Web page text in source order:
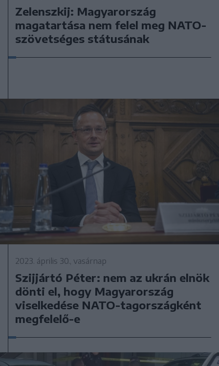
Zelenszkij: Magyarország
magatartása nem felel meg NATO-
szövetséges státusának
2023. április 30., vasárnap
Szijjártó Péter: nem az ukrán elnök
dönti el, hogy Magyarország
viselkedése NATO-tagországként
megfelelő-e